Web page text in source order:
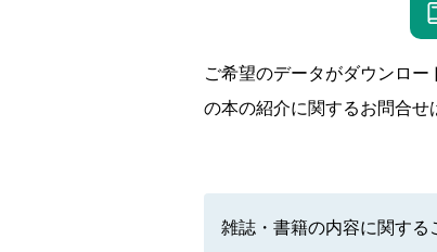
ご希望のデータがダウンロ
の本の紹介に関するお問合せ
雑誌・書籍の内容に関する